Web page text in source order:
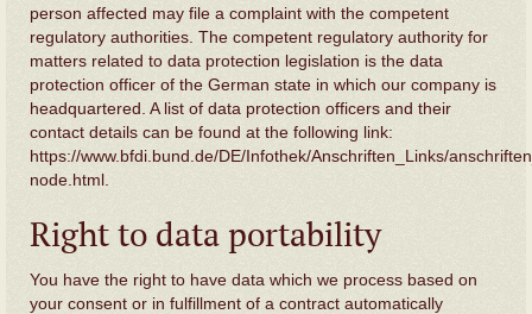
person affected may file a complaint with the competent
regulatory authorities. The competent regulatory authority for
matters related to data protection legislation is the data
protection officer of the German state in which our company is
headquartered. A list of data protection officers and their
contact details can be found at the following link:
https://www.bfdi.bund.de/DE/Infothek/Anschriften_Links/
node.html
Right to data portability
You have the right to have data which we process based on
your consent or in fulfillment of a contract automatically